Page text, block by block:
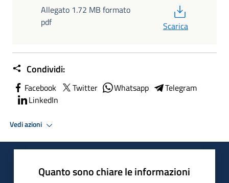
Allegato 1.72 MB formato
pdf
Scarica
Condividi:
Facebook Twitter Whatsapp
Telegram
LinkedIn
Vedi azioni
Quanto sono chiare le informazioni